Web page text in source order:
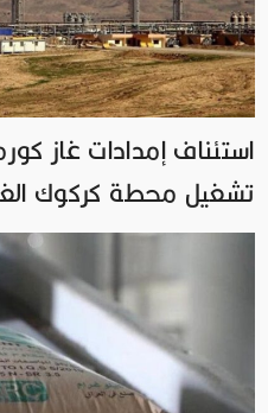
استئناف إمدادات غاز
تشغيل محطة كركوك